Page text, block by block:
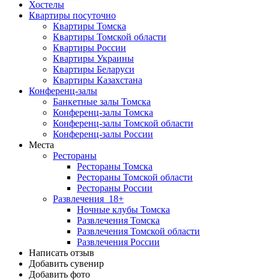
Хостелы
Квартиры посуточно
Квартиры Томска
Квартиры Томской области
Квартиры России
Квартиры Украины
Квартиры Беларуси
Квартиры Казахстана
Конференц-залы
Банкетные залы Томска
Конференц-залы Томска
Конференц-залы Томской области
Конференц-залы России
Места
Рестораны
Рестораны Томска
Рестораны Томской области
Рестораны России
Развлечения 18+
Ночные клубы Томска
Развлечения Томска
Развлечения Томской области
Развлечения России
Написать отзыв
Добавить сувенир
Добавить фото